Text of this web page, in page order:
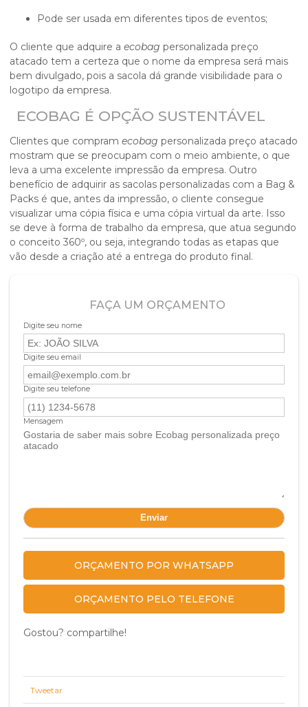
Pode ser usada em diferentes tipos de eventos;
O cliente que adquire a ecobag personalizada preço
atacado tem a certeza que o nome da empresa será mais
bem divulgado, pois a sacola dá grande visibilidade para o
logotipo da empresa.
ECOBAG É OPÇÃO SUSTENTÁVEL
Clientes que compram ecobag personalizada preço atacado
mostram que se preocupam com o meio ambiente, o que
leva a uma excelente impressão da empresa. Outro
benefício de adquirir as sacolas personalizadas com a Bag &
Packs é que, antes da impressão, o cliente consegue
visualizar uma cópia física e uma cópia virtual da arte. Isso
se deve à forma de trabalho da empresa, que atua segundo
o conceito 360º, ou seja, integrando todas as etapas que
vão desde a criação até a entrega do produto final.
FAÇA UM ORÇAMENTO
Digite seu nome
Digite seu email
Digite seu telefone
Mensagem
ORÇAMENTO POR WHATSAPP
ORÇAMENTO PELO TELEFONE
Gostou? compartilhe!
Tweetar